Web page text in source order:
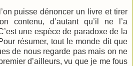
puisse dénoncer un livre et tirer
contenu, d’autant qu’il ne l’a
une espèce de paradoxe de la
résumer, tout le monde dit que
de nous regarde pas mais on ne
d’ailleurs, vu que je me fous